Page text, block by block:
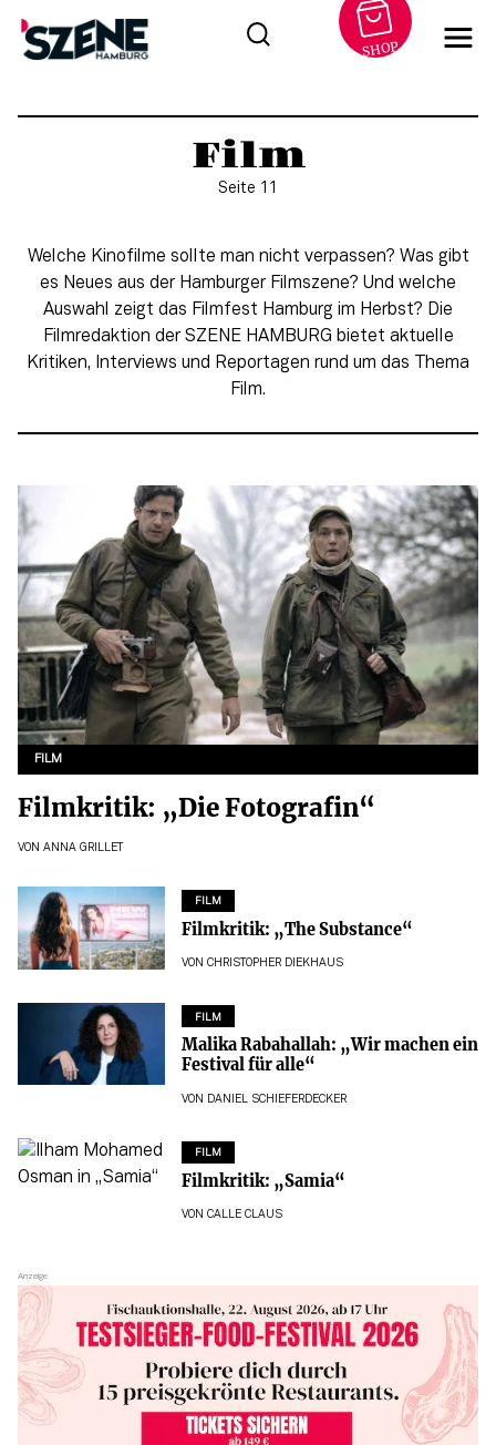
Inhalt
SHOP
Film
Seite 11
Welche Kinofilme sollte man nicht verpassen? Was gibt
es Neues aus der Hamburger Filmszene? Und welche
Auswahl zeigt das Filmfest Hamburg im Herbst? Die
Filmredaktion der SZENE HAMBURG bietet aktuelle
Kritiken, Interviews und Reportagen rund um das Thema
Film.
FILM
Filmkritik: „Die Fotografin“
VON ANNA GRILLET
FILM
Filmkritik: „The Substance“
VON CHRISTOPHER DIEKHAUS
FILM
Malika Rabahallah: „Wir machen ein
Festival für alle“
VON DANIEL SCHIEFERDECKER
FILM
Filmkritik: „Samia“
VON CALLE CLAUS